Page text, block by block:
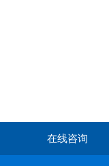
在线咨询